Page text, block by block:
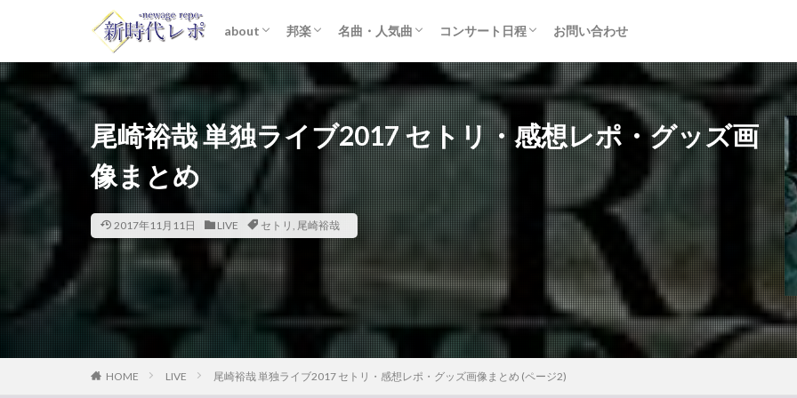
about
ライター紹介
プライバシーポリシー
免責事項
邦楽
STARTO ENTERTAINMENT (旧ジャニーズ)
女性アイドル
K-POP
洋楽
名曲・人気曲
おすすめアルバム
歌詞考察
コンサート日程
セトリ・まとめ
ライブレポ
カード枠
お問い合わせ
尾崎裕哉 単独ライブ2017 セトリ・感想レポ・グッズ画
像まとめ
2017年11月11日 LIVE セトリ , 尾崎裕哉
HOME LIVE 尾崎裕哉 単独ライブ2017 セトリ・感想レポ・グッズ画像まとめ (ページ2)